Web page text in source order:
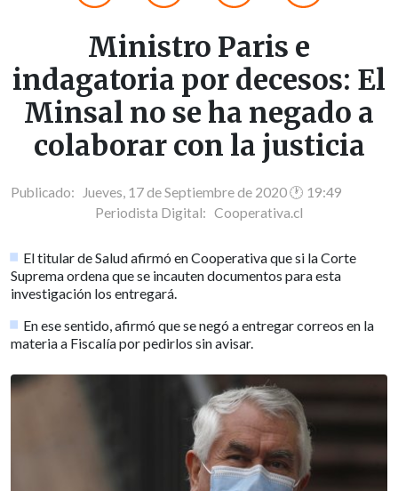
Ministro Paris e
indagatoria por decesos: El
Minsal no se ha negado a
colaborar con la justicia
Publicado: Jueves, 17 de Septiembre de 2020 🕐 19:49
Periodista Digital: Cooperativa.cl
El titular de Salud afirmó en Cooperativa que si la Corte
Suprema ordena que se incauten documentos para esta
investigación los entregará.
En ese sentido, afirmó que se negó a entregar correos en la
materia a Fiscalía por pedirlos sin avisar.